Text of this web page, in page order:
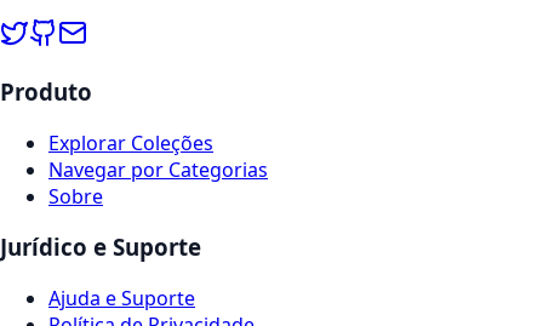
Produto
Explorar Coleções
Navegar por Categorias
Sobre
Jurídico e Suporte
Ajuda e Suporte